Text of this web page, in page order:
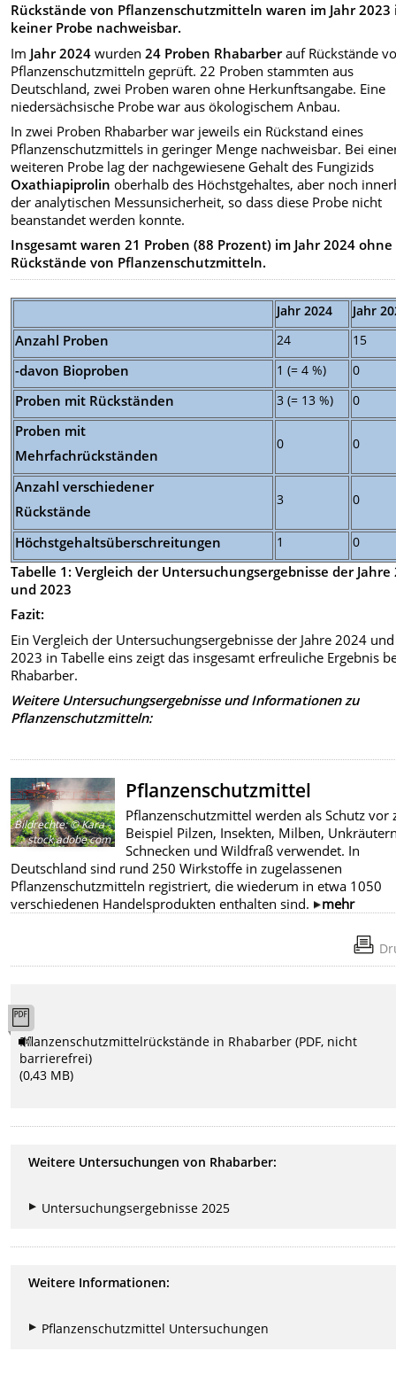
Rückstände von Pflanzenschutzmitteln waren im Jahr 2023
keiner Probe nachweisbar.
Im Jahr 2024 wurden24 Proben Rhabarberauf Rückstände
Pflanzenschutzmitteln geprüft. 22 Proben stammten aus
Deutschland, zwei Proben waren ohne Herkunftsangabe. Eine
niedersächsische Probe war aus ökologischem Anbau.
In zwei Proben Rhabarber war jeweils ein Rückstand eines
Pflanzenschutzmittels in geringer Menge nachweisbar. Bei
weiteren Probe lag der nachgewiesene Gehalt des Fungizids
Oxathiapiprolin oberhalb des Höchstgehaltes, aber noch
der analytischen Messunsicherheit, so dass diese Probe nicht
beanstandet werden konnte.
Insgesamt waren 21 Proben (88 Prozent) im Jahr 2024 ohne
Rückstände von Pflanzenschutzmitteln.
Jahr 2024 Jahr
Anzahl Proben 24 15
-davon Bioproben 1 (= 4 %) 0
Proben mit Rückständen 3 (= 13 %) 0
Proben mit
Mehrfachrückständen
0 0
Anzahl verschiedener
Rückstände
3 0
Höchstgehaltsüberschreitungen 1 0
Tabelle 1: Vergleich der Untersuchungsergebnisse der Jahre
und 2023
Fazit:
Ein Vergleich der Untersuchungsergebnisse der Jahre 2024 und
2023 in Tabelle eins zeigt das insgesamt erfreuliche Ergebnis
Rhabarber.
Weitere Untersuchungsergebnisse und Informationen zu
Pflanzenschutzmitteln:
Bildrechte:© Kara -
stock.adobe.com
Pflanzenschutzmittel
Pflanzenschutzmittel werden als Schutz vor
Beispiel Pilzen, Insekten, Milben,
Schnecken und Wildfraß verwendet. In
Deutschland sind rund 250 Wirkstoffe in zugelassenen
Pflanzenschutzmitteln registriert, die wiederum in etwa 1050
verschiedenen Handelsprodukten enthalten sind.
mehr
Pflanzenschutzmittelrückstände in Rhabarber (PDF, nicht
barrierefrei)
(0,43 MB)
Weitere Untersuchungen von Rhabarber:
Untersuchungsergebnisse 2025
Weitere Informationen:
Pflanzenschutzmittel Untersuchungen